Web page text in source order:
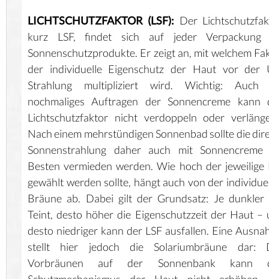
LICHTSCHUTZFAKTOR (LSF): Der
kurz LSF, findet sich auf jeder Verpackung
Sonnenschutzprodukte. Er zeigt an, mit welchem
der individuelle Eigenschutz der Haut vor der
Strahlung multipliziert wird. Wichtig: Auch
nochmaliges Auftragen der Sonnencreme kann
Lichtschutzfaktor nicht verdoppeln oder
Nach einem mehrstündigen Sonnenbad sollte die
Sonnenstrahlung daher auch mit Sonnencreme
Besten vermieden werden. Wie hoch der jeweilige
gewählt werden sollte, hängt auch von der
Bräune ab. Dabei gilt der Grundsatz: Je dunkler
Teint, desto höher die Eigenschutzzeit der Haut –
desto niedriger kann der LSF ausfallen. Eine
stellt hier jedoch die Solariumbräune dar:
Vorbräunen auf der Sonnenbank kann